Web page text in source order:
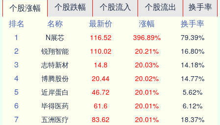
个股涨幅 个股跌幅 个股流入 个股流出
换手率
排名
名称 最新价 涨幅
换手率
1
N展芯 116.52 396.89% 79.39%
2 锐翔智能 110.02 20.21% 16.80%
3 志特新材 14.8 20.03% 14.18%
4 博腾股份 20.44 20.02% 14.77%
5 近岸蛋白 46.72 20.01% 5.62%
6 毕得医药 61.6 20.01% 6.12%
7 五洲医疗 83.62 20.01% 18.37%